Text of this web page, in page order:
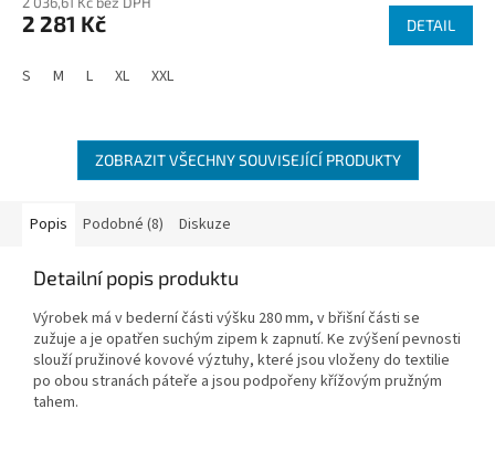
2 281 Kč DETAIL
S M L XL XXL
ZOBRAZIT VŠECHNY SOUVISEJÍCÍ PRODUKTY
Popis Podobné (8) Diskuze
Detailní popis produktu
Výrobek má v bederní části výšku 280 mm, v břišní části se
zužuje a je opatřen suchým zipem k zapnutí. Ke zvýšení pevnosti
slouží pružinové kovové výztuhy, které jsou vloženy do textilie
po obou stranách páteře a jsou podpořeny křížovým pružným
tahem.